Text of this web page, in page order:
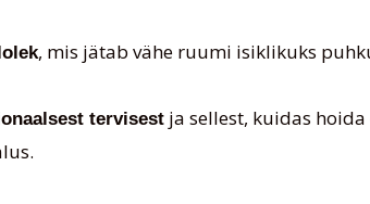
, mis jätab vähe ruumi isiklikuks
tervisestja sellest, kuidas hoida